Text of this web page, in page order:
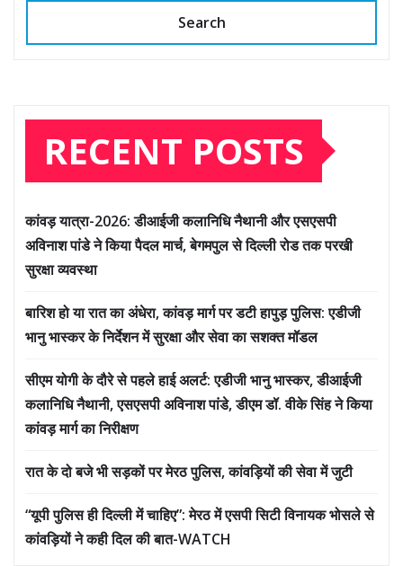
Search
RECENT POSTS
कांवड़ यात्रा-2026: डीआईजी कलानिधि नैथानी और एसएसपी
अविनाश पांडे ने किया पैदल मार्च, बेगमपुल से दिल्ली रोड तक परखी
सुरक्षा व्यवस्था
बारिश हो या रात का अंधेरा, कांवड़ मार्ग पर डटी हापुड़ पुलिस: एडीजी
भानु भास्कर के निर्देशन में सुरक्षा और सेवा का सशक्त मॉडल
सीएम योगी के दौरे से पहले हाई अलर्ट: एडीजी भानु भास्कर, डीआईजी
कलानिधि नैथानी, एसएसपी अविनाश पांडे, डीएम डॉ. वीके सिंह ने किया
कांवड़ मार्ग का निरीक्षण
रात के दो बजे भी सड़कों पर मेरठ पुलिस, कांवड़ियों की सेवा में जुटी
“यूपी पुलिस ही दिल्ली में चाहिए”: मेरठ में एसपी सिटी विनायक भोसले से
कांवड़ियों ने कही दिल की बात-WATCH